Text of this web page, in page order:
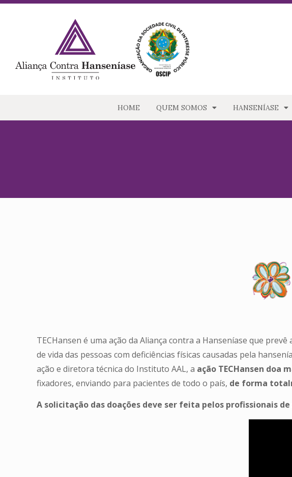
HOME QUEM SOMOS HANSENÍASE
TECHansen é uma ação da Aliança contra a Hanseníase que prevê
de vida das pessoas com deficiências físicas causadas pela
ação e diretora técnica do Instituto AAL, a ação TECHansen doa
fixadores, enviando para pacientes de todo o país, de forma
A solicitação das doações deve ser feita pelos profissionais